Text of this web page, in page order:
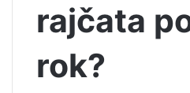
rajčata
rok?